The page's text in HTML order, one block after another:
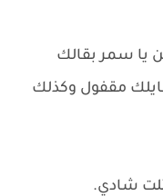
يا سمر بقالك
مقفول وكذلك
شادي.